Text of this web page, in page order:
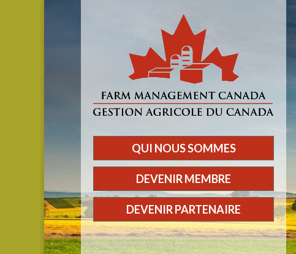
QUI NOUS SOMMES
DEVENIR MEMBRE
DEVENIR PARTENAIRE